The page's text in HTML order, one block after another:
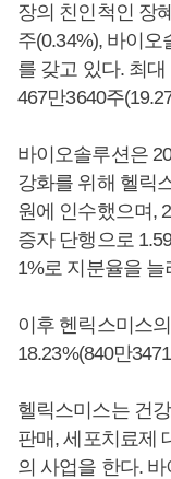
장의 친인척인 장
주(0.34%), 바이
를 갖고 있다. 최
467만3640주
바이오솔루션은
강화를 위해 헬릭
원에 인수했으며,
증자 단행으로
1%로 지분율을
이후 헨릭스미스
18.23%(840만
헬릭스미스는 건
판매, 세포치료제
의 사업을 한다.